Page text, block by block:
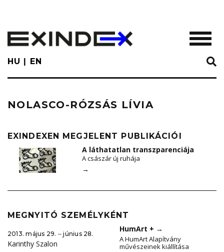
main
content
HU EN
NOLASCO-RÓZSÁS LÍVIA
EXINDEXEN MEGJELENT PUBLIKÁCIÓI
A láthatatlan transzparenciája
A császár új ruhája
→
MEGNYITÓ SZEMÉLYKÉNT
2013. május 29. ‒ június 28.
Karinthy Szalon
HumArt + →
A HumArt Alapítvány
művészeinek kiállítása